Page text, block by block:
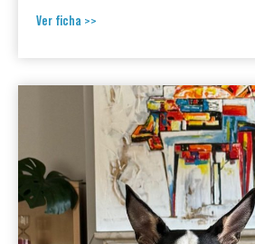
Ver ficha >>